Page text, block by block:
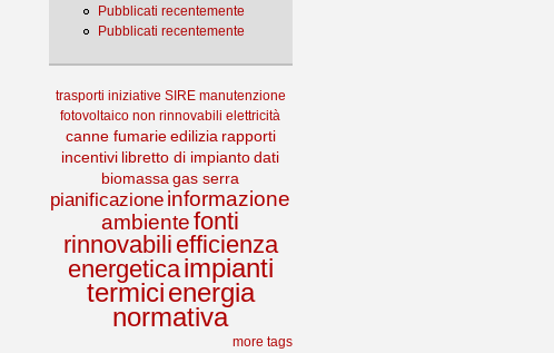
Pubblicati recentemente
Pubblicati recentemente
trasporti iniziative SIRE manutenzione
fotovoltaico non rinnovabili elettricità
canne fumarie edilizia rapporti
incentivi libretto di impianto dati
biomassa gas serra
pianificazione informazione
ambiente fonti
rinnovabili efficienza
energeticaimpianti
termicienergia
normativa
more tags